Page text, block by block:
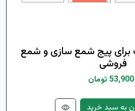
برای پیج شمع سازی و شمع
فروشی
53,900 تومان